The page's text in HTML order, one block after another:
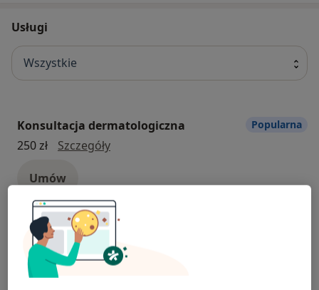
Usługi
Wszystkie
Konsultacja dermatologiczna
250 zł
Szczegółykonsultacja dermatologiczna
Umów
Popularna
Konsultacja neurologiczna
300 zł
SzczegółyKonsultacja neurologiczna
Umów